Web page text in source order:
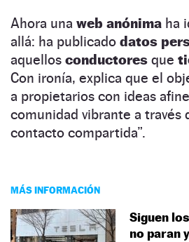
Ahora una web anónima ha
allá: ha publicado datos
aquellos conductores que
Con ironía, explica que el
a propietarios con ideas
comunidad vibrante a través
contacto compartida”.
MÁS INFORMACIÓN
Siguen
no paran